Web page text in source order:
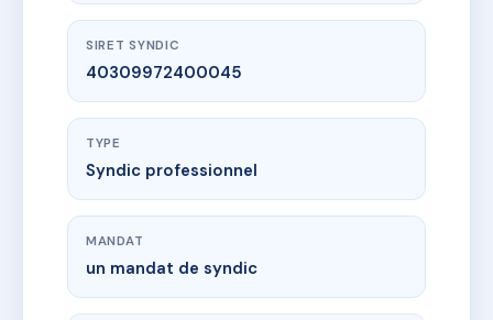
SIRET SYNDIC
40309972400045
TYPE
Syndic professionnel
MANDAT
un mandat de syndic